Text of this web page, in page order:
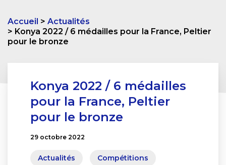
Accueil
Actualités
Konya 2022 / 6 médailles pour la France, Peltier
pour le bronze
Konya 2022 / 6 médailles
pour la France, Peltier
pour le bronze
29 octobre 2022
Actualités
Compétitions